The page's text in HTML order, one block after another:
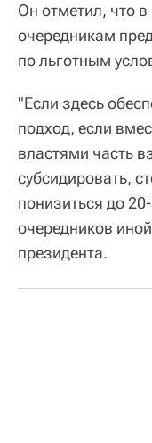
Он отметил, что
очередникам
по льготным
"Если здесь
подход, если
властями часть
субсидировать,
понизиться до
очередников
президента.